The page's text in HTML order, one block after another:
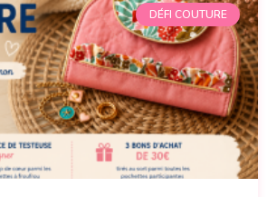
DÉFI COUTURE